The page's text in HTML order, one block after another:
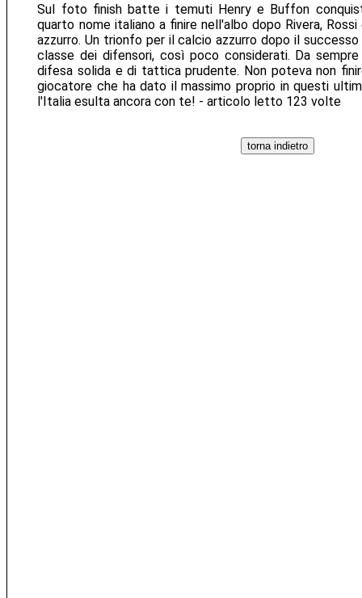
Sul foto finish batte i temuti Henry e Buffon
quarto nome italiano a finire nell'albo dopo Rivera,
azzurro. Un trionfo per il calcio azzurro dopo il successo
classe dei difensori, così poco considerati. Da
difesa solida e di tattica prudente. Non poteva non
giocatore che ha dato il massimo proprio in questi
l'Italia esulta ancora con te! - articolo letto 123 volte